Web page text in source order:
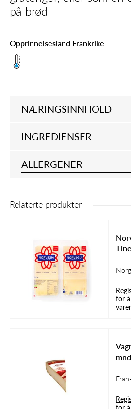
på brød
Opprinnelsesland Frankrike
NÆRINGSINNHOLD
INGREDIENSER
ALLERGENER
Relaterte produkter
Tine
for
for